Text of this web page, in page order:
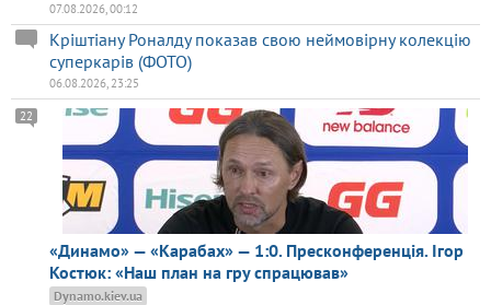
07.08.2026, 00:12
Кріштіану Роналду показав свою неймовірну колекцію
суперкарів (ФОТО)
06.08.2026, 23:25
«Динамо» — «Карабах» — 1:0. Пресконференція. Ігор
Костюк: «Наш план на гру спрацював»
22
Dynamo.kiev.ua